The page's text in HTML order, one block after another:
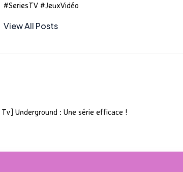
#SeriesTV #JeuxVidéo
View All Posts
Tv] Underground : Une série efficace !